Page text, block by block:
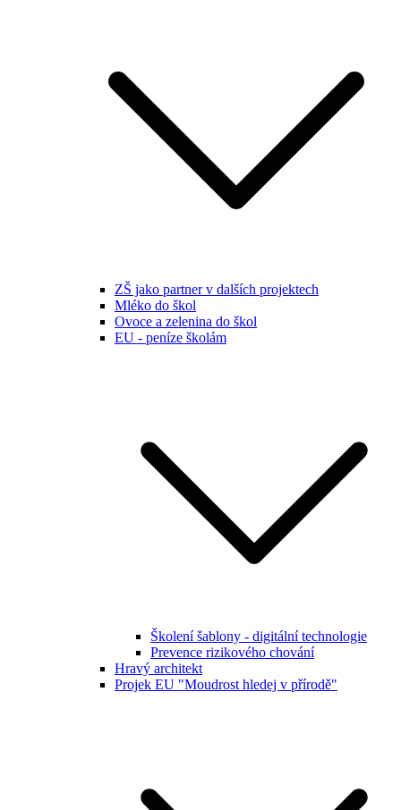
ZŠ jako partner v dalších projektech
Mléko do škol
Ovoce a zelenina do škol
EU - peníze školám
Školení šablony - digitální technologie
Prevence rizikového chování
Hravý architekt
Projek EU "Moudrost hledej v přírodě"